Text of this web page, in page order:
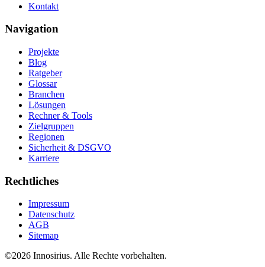
Kontakt
Navigation
Projekte
Blog
Ratgeber
Glossar
Branchen
Lösungen
Rechner & Tools
Zielgruppen
Regionen
Sicherheit & DSGVO
Karriere
Rechtliches
Impressum
Datenschutz
AGB
Sitemap
©2026 Innosirius. Alle Rechte vorbehalten.